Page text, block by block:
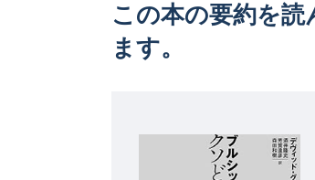
この本の要約を読
ます。